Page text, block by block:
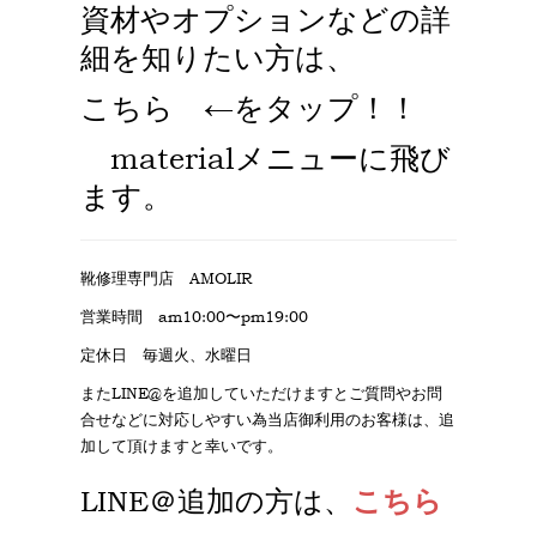
資材やオプションなどの詳
細を知りたい方は、
こちら
←をタップ！！
materialメニューに飛び
ます。
靴修理専門店 AMOLIR
営業時間 am10:00〜pm19:00
定休日 毎週火、水曜日
またLINE@を追加していただけますとご質問やお問
合せなどに対応しやすい為当店御利用のお客様は、追
加して頂けますと幸いです。
LINE＠追加の方は、 こちら